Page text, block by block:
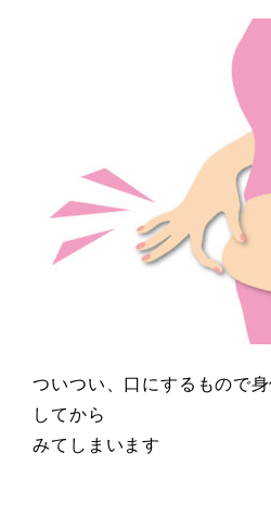
ついつい、口にするもので
してから
みてしまいます